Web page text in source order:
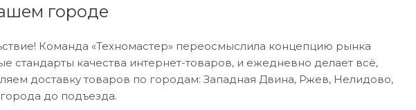
городе
Команда «Техномастер» переосмыслила концепцию рынка
стандарты качества интернет-товаров, и ежедневно делает всё,
доставку товаров по городам: Западная Двина, Ржев, Нелидово,
до подъезда.